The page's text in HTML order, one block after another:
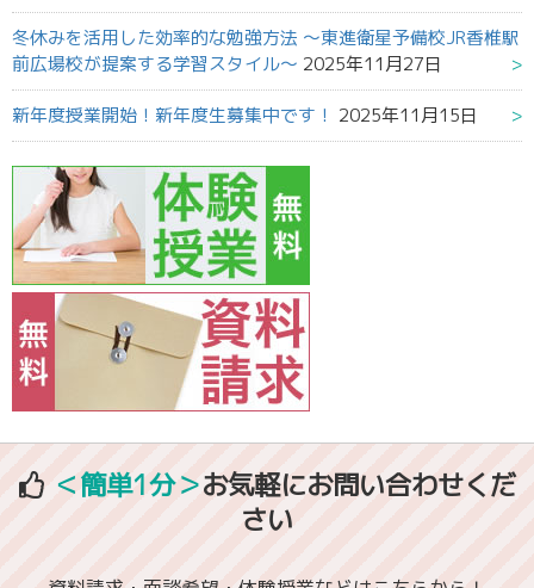
冬休みを活用した効率的な勉強方法 ～東進衛星予備校JR香椎駅
前広場校が提案する学習スタイル～ 2025年11月27日
新年度授業開始！新年度生募集中です！ 2025年11月15日
＜簡単1分＞お気軽にお問い合わせくだ
さい